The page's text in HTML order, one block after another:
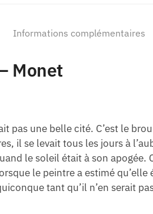
Informations complémentaires
Monet
pas une belle cité. C’est le
il se levait tous les jours à
le soleil était à son apogée.
le peintre a estimé
tant qu’il n’en serait